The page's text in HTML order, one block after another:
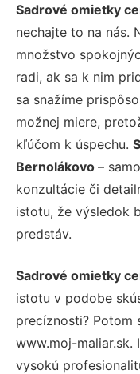
Sadrové omietky
nechajte to na nás.
množstvo
radi, ak sa k nim
sa snažíme
možnej miere,
kľúčom k úspechu.
Bernolákovo –
konzultácie či
istotu, že výsledok
predstáv.
Sadrové omietky
istotu v podobe
precíznosti? Potom
www.moj-maliar.sk.
vysokú